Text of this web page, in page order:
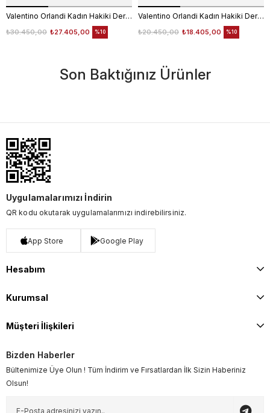
Valentino Orlandi Kadın Hakiki Deri Siyah Omuz Çantası
₺27.405,00
₺30.450,00 %10
Valentino Orlandi Kadın Hakiki Deri Bordo Omuz Çantası
₺18.405,00
₺20.450,00 %10
Son Baktığınız Ürünler
Uygulamalarımızı İndirin
QR kodu okutarak uygulamalarımızı indirebilirsiniz.
App Store Google Play
Hesabım
Kurumsal
Müşteri İlişkileri
Bizden Haberler
Bültenimize Üye Olun ! Tüm İndirim ve Fırsatlardan İlk Sizin Haberiniz
Olsun!